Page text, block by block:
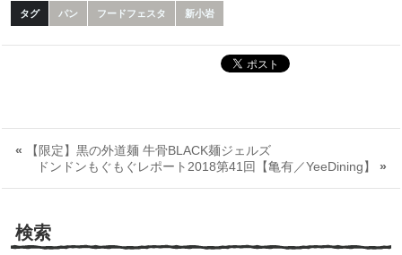
タグ パン フードフェスタ 新小岩
« 【限定】黒の外道麺 牛骨BLACK麺ジェルズ
ドンドンもぐもぐレポート2018第41回【亀有／YeeDining】 »
検索